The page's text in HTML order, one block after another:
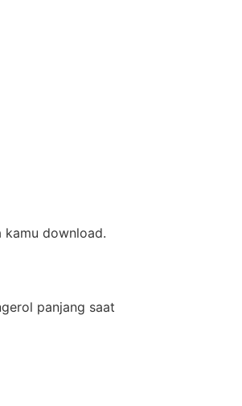
kamu download.
panjang saat